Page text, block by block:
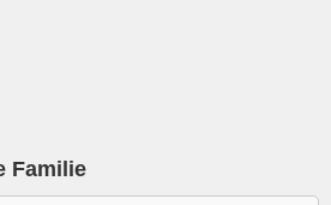
Familie